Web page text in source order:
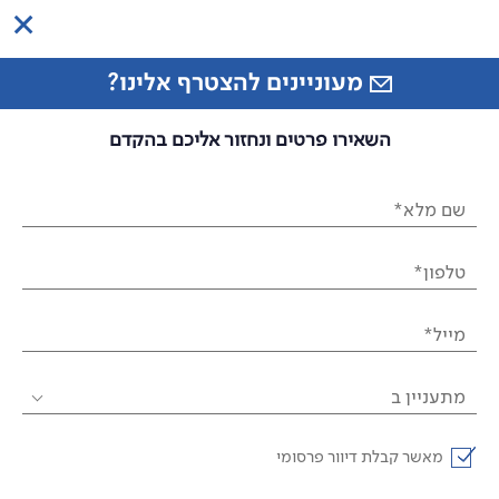
מעוניינים להצטרף אלינו?
השאירו פרטים ונחזור אליכם בהקדם
שם מלא*
טלפון*
מייל*
מתעניין ב
מאשר קבלת דיוור פרסומי